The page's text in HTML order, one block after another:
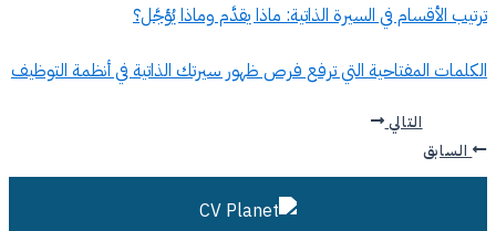
ترتيب الأقسام في السيرة الذاتية: ماذا يقدَّم وماذا يُؤجَّل؟
الكلمات المفتاحية التي ترفع فرص ظهور سيرتك الذاتية في أنظمة التوظيف
السابق
التالي